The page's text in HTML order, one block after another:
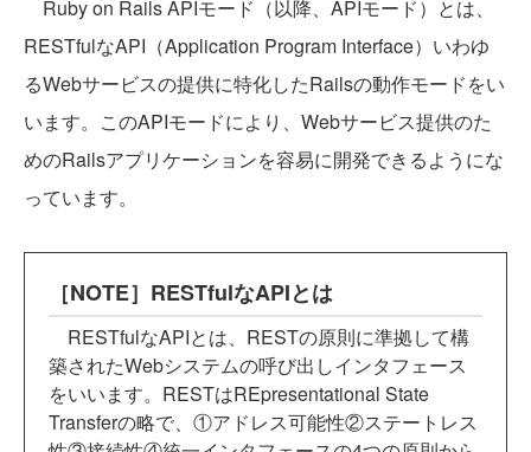
Ruby on Rails APIモード（以降、APIモード）とは、
RESTfulなAPI（Application Program Interface）いわゆ
るWebサービスの提供に特化したRailsの動作モードをい
います。このAPIモードにより、Webサービス提供のた
めのRailsアプリケーションを容易に開発できるようにな
っています。
［NOTE］RESTfulなAPIとは
RESTfulなAPIとは、RESTの原則に準拠して構
築されたWebシステムの呼び出しインタフェース
をいいます。RESTはREpresentational State
Transferの略で、①アドレス可能性②ステートレス